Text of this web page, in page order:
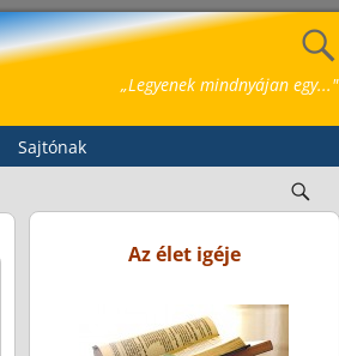
„Legyenek mindnyájan egy..."
Sajtónak
Az élet igéje